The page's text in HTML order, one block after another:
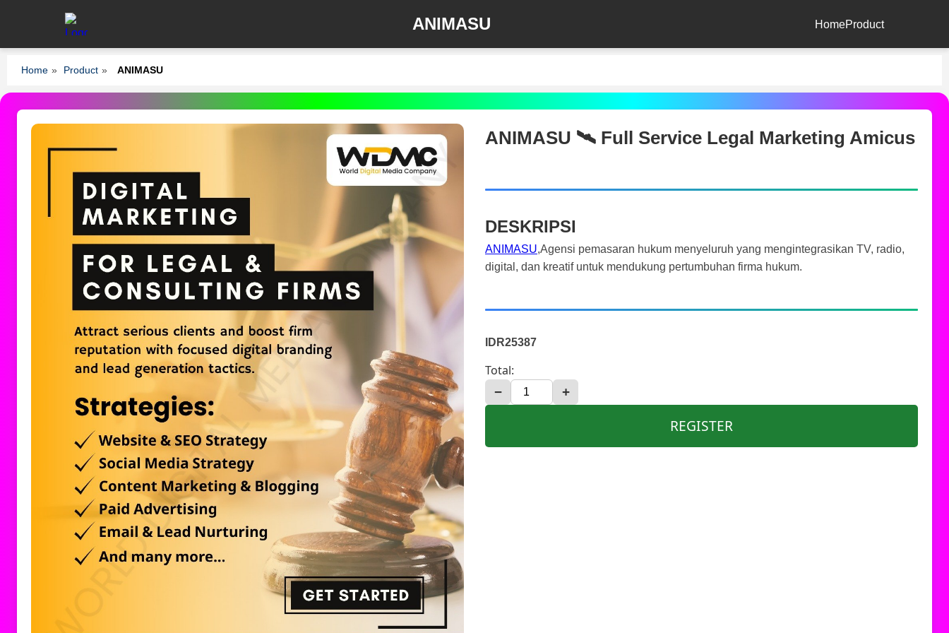
ANIMASU HomeProduct
Home » Product » ANIMASU
ANIMASU 🛰️‍ Full Service Legal Marketing Amicus
DESKRIPSI
ANIMASU,Agensi pemasaran hukum menyeluruh yang mengintegrasikan TV, radio,
digital, dan kreatif untuk mendukung pertumbuhan firma hukum.
IDR25387
Total:
− +
REGISTER